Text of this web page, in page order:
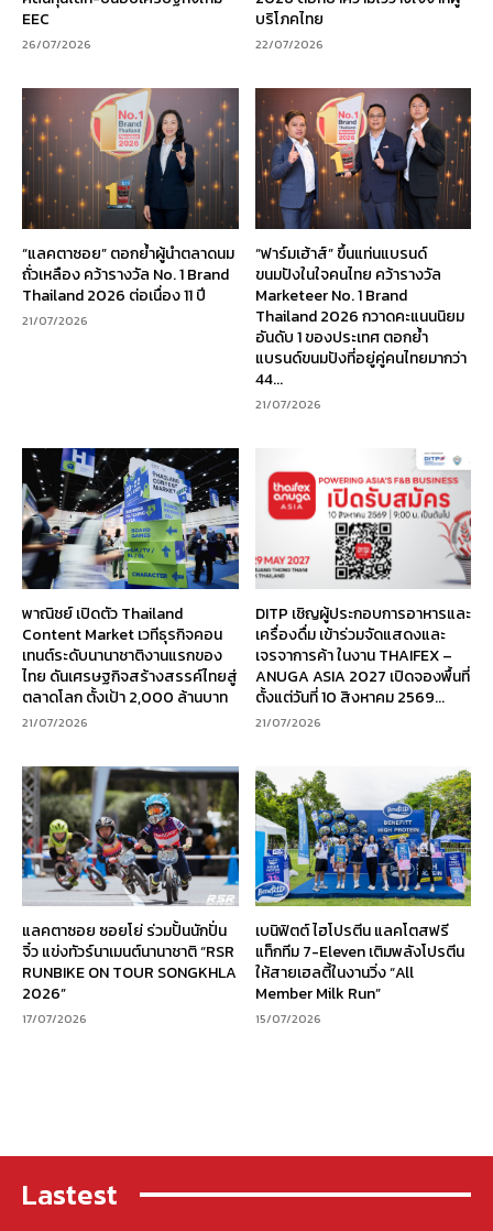
EEC
26/07/2026
บริโภคไทย
22/07/2026
“แลคตาซอย” ตอกย้ำผู้นำตลาดนม
ถั่วเหลือง คว้ารางวัล No. 1 Brand
Thailand 2026 ต่อเนื่อง 11 ปี
21/07/2026
“ฟาร์มเฮ้าส์” ขึ้นแท่นแบรนด์
ขนมปังในใจคนไทย คว้ารางวัล
Marketeer No. 1 Brand
Thailand 2026 กวาดคะแนนนิยม
อันดับ 1 ของประเทศ ตอกย้ำ
แบรนด์ขนมปังที่อยู่คู่คนไทยมากว่า
44...
21/07/2026
พาณิชย์ เปิดตัว Thailand
Content Market เวทีธุรกิจคอน
เทนต์ระดับนานาชาติงานแรกของ
ไทย ดันเศรษฐกิจสร้างสรรค์ไทยสู่
ตลาดโลก ตั้งเป้า 2,000 ล้านบาท
21/07/2026
DITP เชิญผู้ประกอบการอาหารและ
เครื่องดื่ม เข้าร่วมจัดแสดงและ
เจรจาการค้า ในงาน THAIFEX –
ANUGA ASIA 2027 เปิดจองพื้นที่
ตั้งแต่วันที่ 10 สิงหาคม 2569...
21/07/2026
แลคตาซอย ซอยโย่ ร่วมปั้นนักปั่น
จิ๋ว แข่งทัวร์นาเมนต์นานาชาติ “RSR
RUNBIKE ON TOUR SONGKHLA
2026”
17/07/2026
เบนิฟิตต์ ไฮโปรตีน แลคโตสฟรี
แท็กทีม 7-Eleven เติมพลังโปรตีน
ให้สายเฮลตี้ในงานวิ่ง “All
Member Milk Run”
15/07/2026
Lastest